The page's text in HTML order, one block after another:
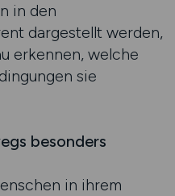
in den
dargestellt werden,
erkennen, welche
sie
besonders
in ihrem